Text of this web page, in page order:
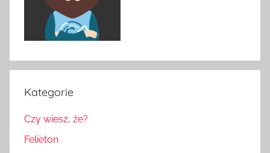
Kategorie
Czy wiesz, że?
Felieton